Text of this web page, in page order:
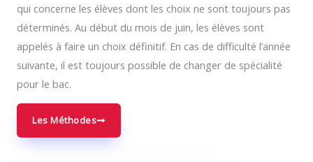
qui concerne les élèves dont les choix ne sont toujours pas
déterminés. Au début du mois de juin, les élèves sont
appelés à faire un choix définitif. En cas de difficulté l’année
suivante, il est toujours possible de changer de spécialité
pour le bac.
Les Méthodes